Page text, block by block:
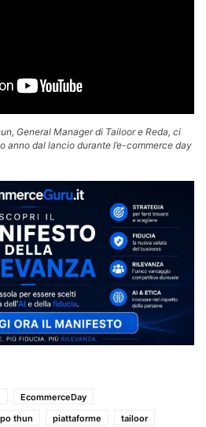
General Manager di Tailoor e Reda, ci
anno dal lancio durante l’e-commerce day
EcommerceDay
thun piattaforme tailoor